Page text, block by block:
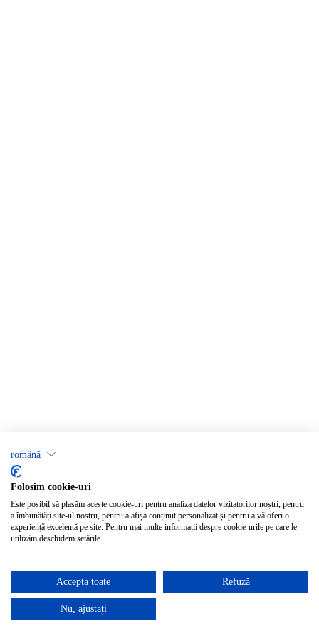
română
Folosim cookie-uri
Este posibil să plasăm aceste cookie-uri pentru analiza datelor vizitatorilor noștri, pentru
a îmbunătăți site-ul nostru, pentru a afișa conținut personalizat și pentru a vă oferi o
experiență excelentă pe site. Pentru mai multe informații despre cookie-urile pe care le
utilizăm deschidem setările.
Accepta toate Refuză
Nu, ajustați